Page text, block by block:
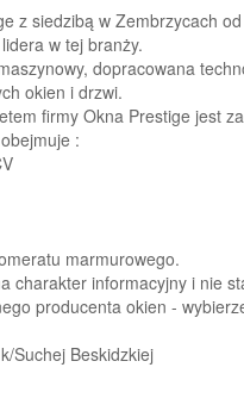
z siedzibą w Zembrzycach
w tej branży.
dopracowana
okien i drzwi.
firmy Okna Prestige jest
:
marmurowego.
charakter informacyjny i nie
producenta okien -
Suchej Beskidzkiej